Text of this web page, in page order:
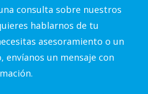
consulta sobre nuestros
hablarnos de tu
asesoramiento o un
envíanos un mensaje con